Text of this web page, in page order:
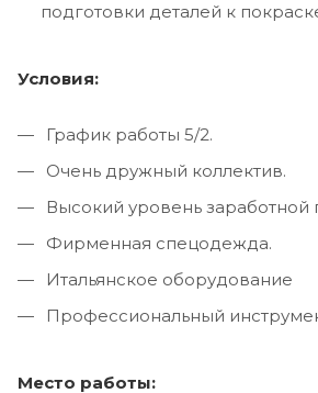
подготовки деталей к
Условия:
График работы 5/2.
Очень дружный коллектив.
Высокий уровень заработной
Фирменная спецодежда.
Итальянское оборудование
Профессиональный
Место работы: